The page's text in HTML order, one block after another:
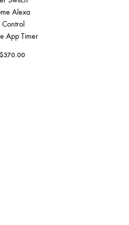
Alexa
Control
App Timer
$370.00